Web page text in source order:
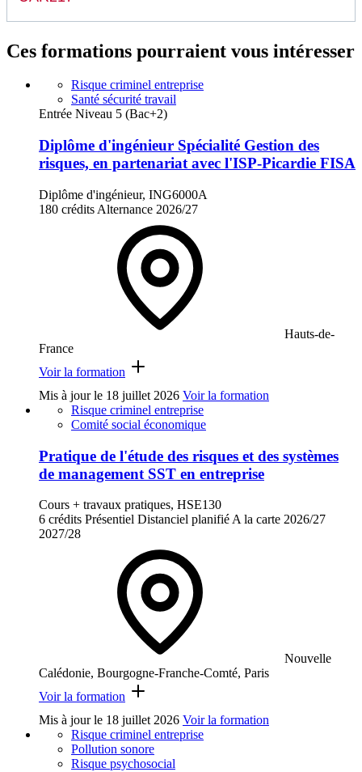
Ces formations pourraient vous intéresser
Risque criminel entreprise
Santé sécurité travail
Entrée Niveau 5 (Bac+2)
Diplôme d'ingénieur Spécialité Gestion des
risques, en partenariat avec l'ISP-Picardie FISA
Diplôme d'ingénieur, ING6000A
180 crédits Alternance 2026/27
Hauts-de-
France
Voir la formation
Mis à jour le 18 juillet 2026 Voir la formation
Risque criminel entreprise
Comité social économique
Pratique de l'étude des risques et des systèmes
de management SST en entreprise
Cours + travaux pratiques, HSE130
6 crédits Présentiel Distanciel planifié A la carte 2026/27
2027/28
Nouvelle
Calédonie, Bourgogne-Franche-Comté, Paris
Voir la formation
Mis à jour le 18 juillet 2026 Voir la formation
Risque criminel entreprise
Pollution sonore
Risque psychosocial